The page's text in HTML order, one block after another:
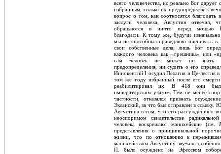
всего человечества, но реально Бог дару­ет
избранным, только их предопреде­ляя к
вопрос о том, как соотносятся благодать
заслуги человека, Августин отвечал,
обращаются в ничто перед мо­щью
благодати. К тому же, будучи
мы не способны справедливо оце­нивать в
свои собственные дела; лишь Бог
каждого человека как «грешни­ка» или
сам человек не может ни знать
предопределения, ни судить о его
Иннокентий I осудил Пелагия и Це-лестия в
том же году избранный после его
реабилитировал их. В 418 они
императорским указом. Тем не менее
частности, отказался признать
Экланский, за что был отправлен в ссылку.
Августина в том, что его рас­суждения о
неоспоримом свидетель­стве
человека воскрешают манихейские (см.
представления о принципиальной
жизни, что по отношению к
манихейством Августину звучало
П. было осуждено на Эфесском